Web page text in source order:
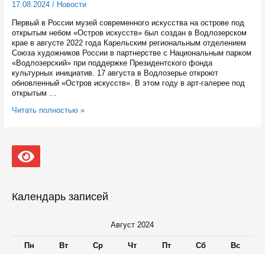
17.08.2024/ Новости
Первый в России музей современного искусства на острове под
открытым небом «Остров искусств» был создан в Водлозерском
крае в августе 2022 года Карельским региональным отделением
Союза художников России в партнерстве с Национальным парком
«Водлозерский» при поддержке Президентского фонда
культурных инициатив. 17 августа в Водлозерье откроют
обновленный «Остров искусств». В этом году в арт-галерее под
открытым …
В
искусств»
пятью
Читать полностью »
Календарь записей
Август 2024
Пн Вт Ср Чт Пт Сб Вс